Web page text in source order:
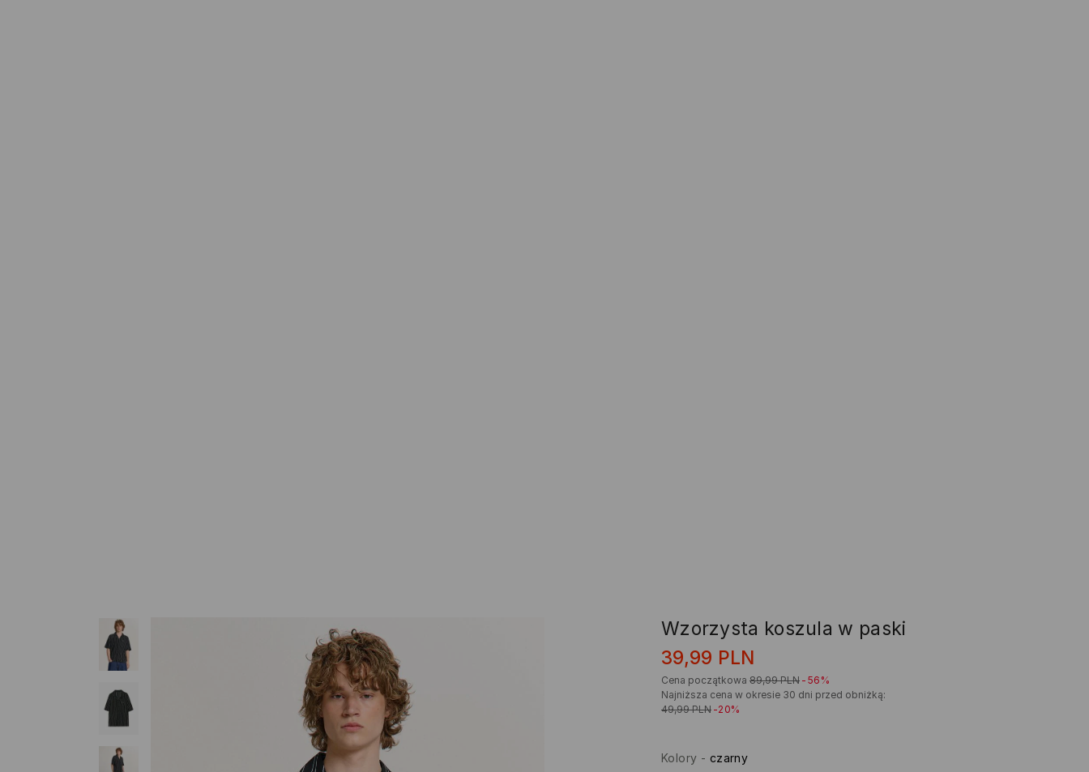
Wzorzysta koszula w paski
39,99 PLN
Cena początkowa 89,99 PLN -56%
Najniższa cena w okresie 30 dni przed obniżką:
49,99 PLN -20%
Kolory - czarny